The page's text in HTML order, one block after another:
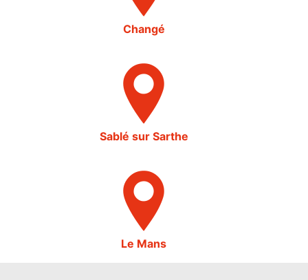
Changé
Sablé sur Sarthe
Le Mans